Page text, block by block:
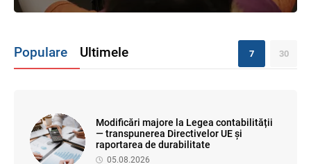
Populare Ultimele 7 30
Modificări majore la Legea contabilității
— transpunerea Directivelor UE și
raportarea de durabilitate
05.08.2026